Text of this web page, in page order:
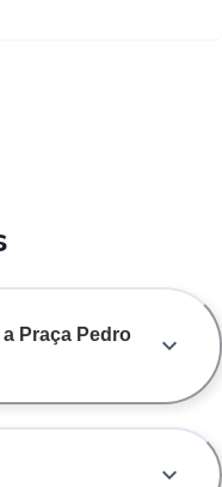
Praça Pedro